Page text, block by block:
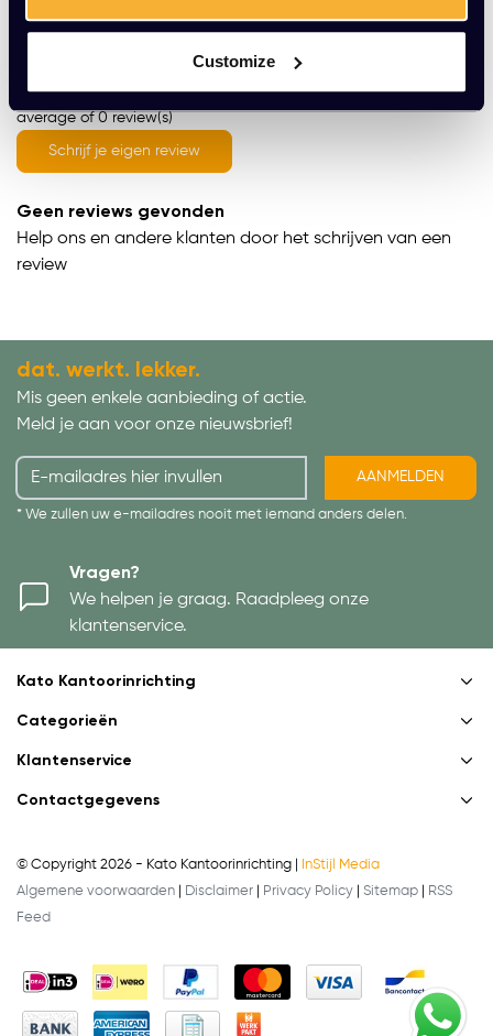
Customize
average of 0 review(s)
Schrijf je eigen review
Geen reviews gevonden
Help ons en andere klanten door het schrijven van een
review
dat. werkt. lekker.
Mis geen enkele aanbieding of actie.
Meld je aan voor onze nieuwsbrief!
AANMELDEN
* We zullen uw e-mailadres nooit met iemand anders delen.
Vragen?
We helpen je graag. Raadpleeg onze
klantenservice.
Kato Kantoorinrichting
Categorieën
Klantenservice
Contactgegevens
© Copyright 2026 - Kato Kantoorinrichting |
InStijl Media
Algemene voorwaarden
Disclaimer Privacy Policy Sitemap
RSS
Feed